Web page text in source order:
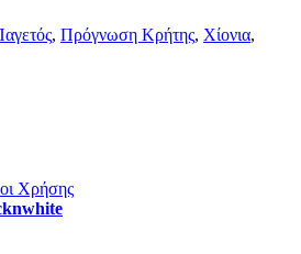
, Πρόγνωση Κρήτης, Χίονια,
Χρήσης